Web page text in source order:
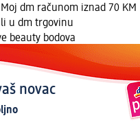
dm računom iznad 70 KM
u dm trgovinu
beauty bodova
novac